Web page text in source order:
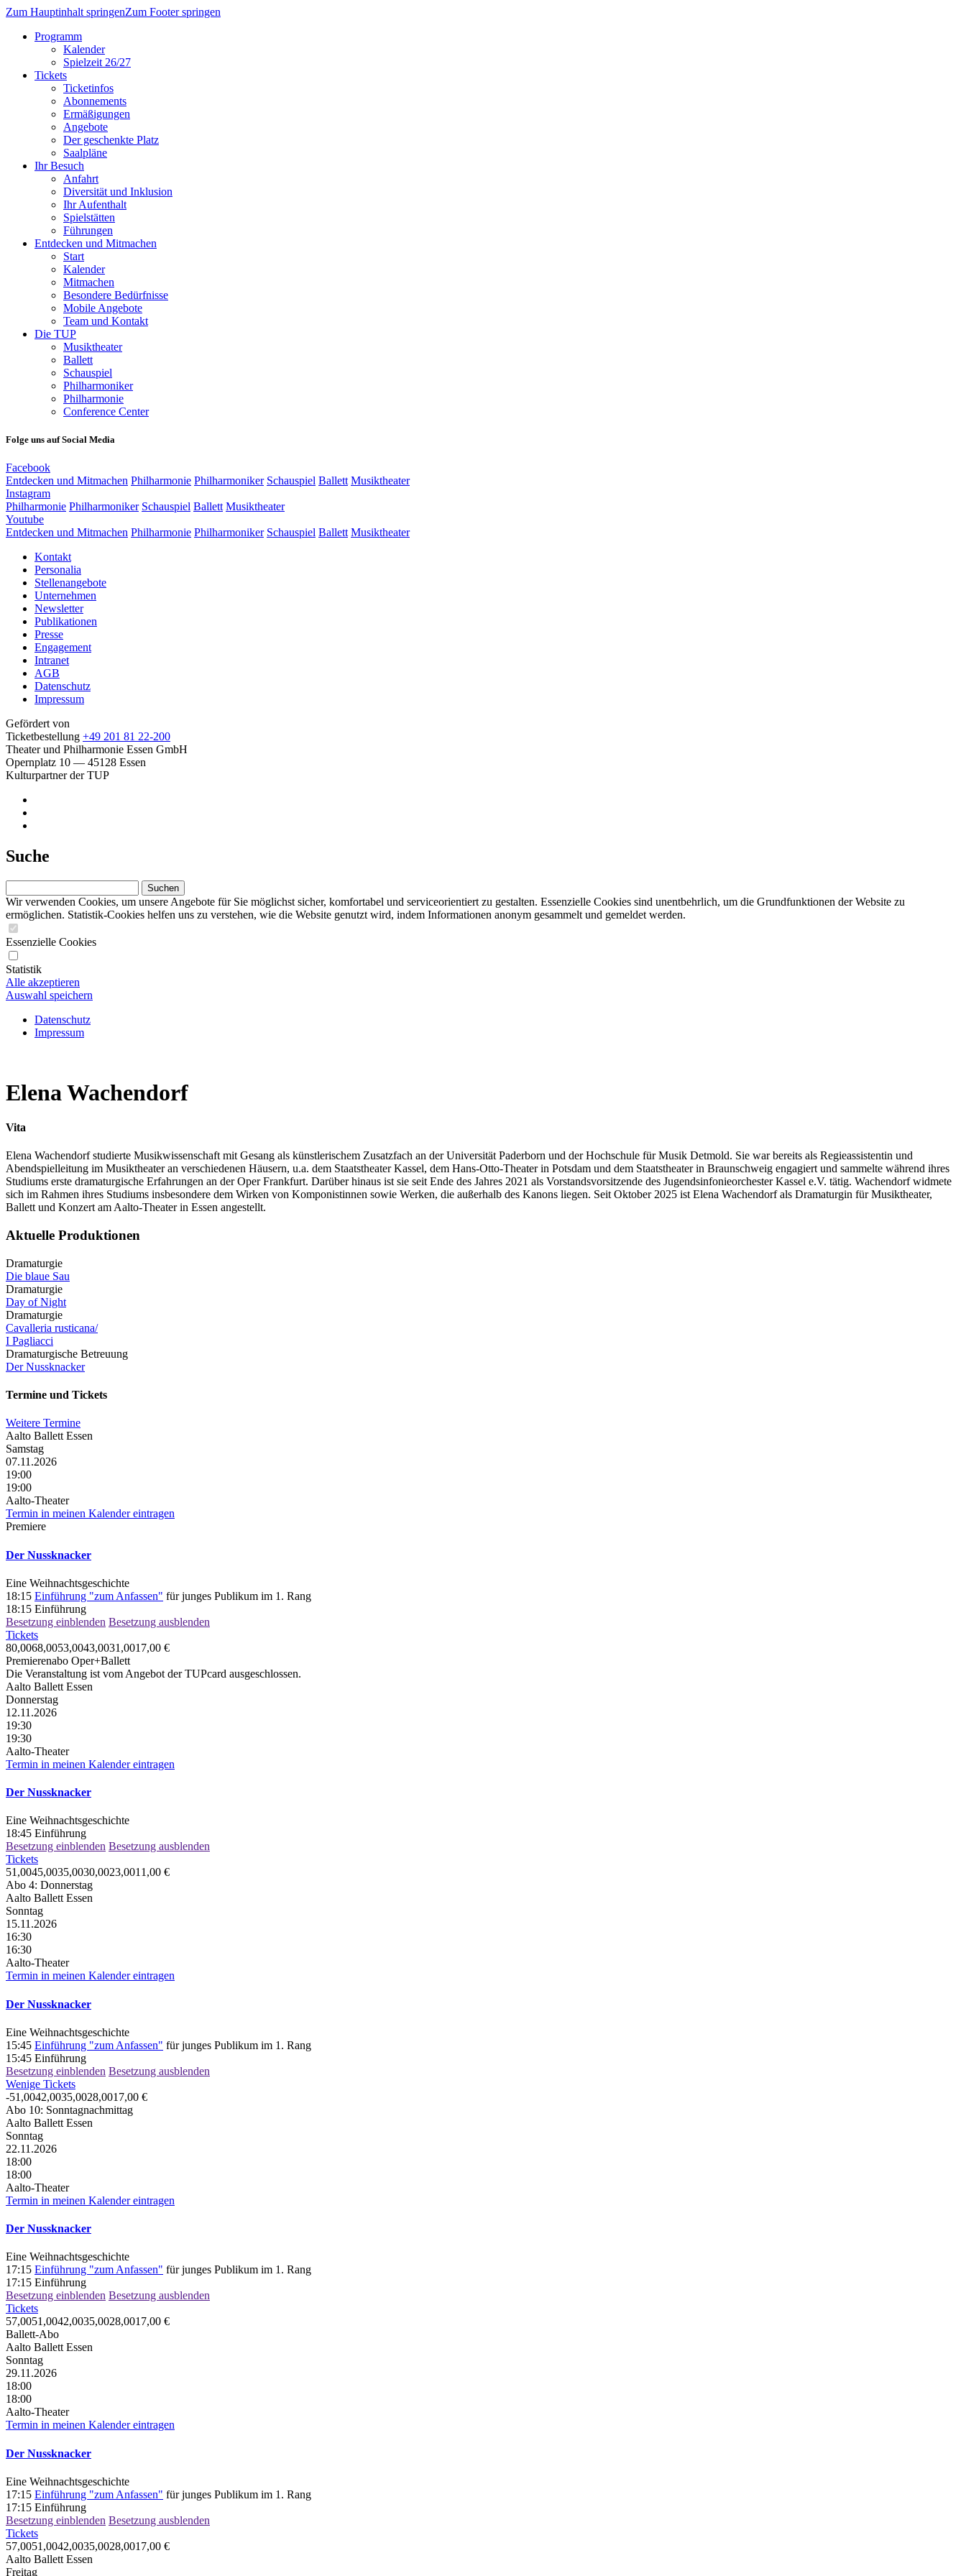
Zum Hauptinhalt springenZum Footer springen
Programm
Kalender
Spielzeit 26/27
Tickets
Ticketinfos
Abonnements
Ermäßigungen
Angebote
Der geschenkte Platz
Saalpläne
Ihr Besuch
Anfahrt
Diver­sität und Inklu­sion
Ihr Aufenthalt
Spielstätten
Führungen
Entdecken und Mitmachen
Start
Kalender
Mitmachen
Besondere Bedürfnisse
Mobile Angebote
Team und Kontakt
Die TUP
Musiktheater
Ballett
Schauspiel
Philharmoniker
Philharmonie
Conference Center
Folge uns auf Social Media
Facebook
Entdecken und Mitmachen Philharmonie Philharmoniker Schauspiel Ballett Musiktheater
Instagram
Philharmonie Philharmoniker Schauspiel Ballett Musiktheater
Youtube
Entdecken und Mitmachen Philharmonie Philharmoniker Schauspiel Ballett Musiktheater
Kontakt
Personalia
Stellenangebote
Unternehmen
Newsletter
Publikationen
Presse
Engagement
Intranet
AGB
Datenschutz
Impressum
Gefördert von
Ticketbestellung +49 201 81 22-200
Theater und Philharmonie Essen GmbH
Opernplatz 10 — 45128 Essen
Kulturpartner der TUP
Suche
Wir verwenden Cookies, um unsere Angebote für Sie möglichst sicher, komfortabel und serviceorientiert zu gestalten. Essenzielle Cookies sind unentbehrlich, um die Grundfunktionen der Website zu
ermöglichen. Statistik-Cookies helfen uns zu verstehen, wie die Website genutzt wird, indem Informationen anonym gesammelt und gemeldet werden.
Essenzielle Cookies
Statistik
Alle akzeptieren
Auswahl speichern
Datenschutz
Impressum
Elena Wachendorf
Vita
Elena Wachendorf studierte Musikwissenschaft mit Gesang als künstlerischem Zusatzfach an der Universität Paderborn und der Hochschule für Musik Detmold. Sie war bereits als Regieassistentin und
Abendspielleitung im Musiktheater an verschiedenen Häusern, u.a. dem Staatstheater Kassel, dem Hans-Otto-Theater in Potsdam und dem Staatstheater in Braunschweig engagiert und sammelte während ihres
Studiums erste dramaturgische Erfahrungen an der Oper Frankfurt. Darüber hinaus ist sie seit Ende des Jahres 2021 als Vorstandsvorsitzende des Jugendsinfonieorchester Kassel e.V. tätig. Wachendorf widmete
sich im Rahmen ihres Studiums insbesondere dem Wirken von Komponistinnen sowie Werken, die außerhalb des Kanons liegen. Seit Oktober 2025 ist Elena Wachendorf als Dramaturgin für Musiktheater,
Ballett und Konzert am Aalto-Theater in Essen angestellt.
Aktuelle Produktionen
Dramaturgie
Die blaue Sau
Dramaturgie
Day of Night
Dramaturgie
Cavalleria rusticana/
I Pagliacci
Dramaturgische Betreuung
Der Nussknacker
Termine und Tickets
Weitere Termine
Aalto Ballett Essen
Samstag
07.11.2026
19:00
19:00
Aalto-Theater
Termin in meinen Kalender eintragen
Premiere
Der Nussknacker
Eine Weihnachtsgeschichte
18:15 Einführung "zum Anfassen" für junges Publikum im 1. Rang
18:15 Einführung
Besetzung einblenden Besetzung ausblenden
Tickets
80,0068,0053,0043,0031,0017,00 €
Premierenabo Oper+Ballett
Die Veranstaltung ist vom Angebot der TUPcard ausgeschlossen.
Aalto Ballett Essen
Donnerstag
12.11.2026
19:30
19:30
Aalto-Theater
Termin in meinen Kalender eintragen
Der Nussknacker
Eine Weihnachtsgeschichte
18:45 Einführung
Besetzung einblenden Besetzung ausblenden
Tickets
51,0045,0035,0030,0023,0011,00 €
Abo 4: Donnerstag
Aalto Ballett Essen
Sonntag
15.11.2026
16:30
16:30
Aalto-Theater
Termin in meinen Kalender eintragen
Der Nussknacker
Eine Weihnachtsgeschichte
15:45 Einführung "zum Anfassen" für junges Publikum im 1. Rang
15:45 Einführung
Besetzung einblenden Besetzung ausblenden
Wenige Tickets
-51,0042,0035,0028,0017,00 €
Abo 10: Sonntagnachmittag
Aalto Ballett Essen
Sonntag
22.11.2026
18:00
18:00
Aalto-Theater
Termin in meinen Kalender eintragen
Der Nussknacker
Eine Weihnachtsgeschichte
17:15 Einführung "zum Anfassen" für junges Publikum im 1. Rang
17:15 Einführung
Besetzung einblenden Besetzung ausblenden
Tickets
57,0051,0042,0035,0028,0017,00 €
Ballett-Abo
Aalto Ballett Essen
Sonntag
29.11.2026
18:00
18:00
Aalto-Theater
Termin in meinen Kalender eintragen
Der Nussknacker
Eine Weihnachtsgeschichte
17:15 Einführung "zum Anfassen" für junges Publikum im 1. Rang
17:15 Einführung
Besetzung einblenden Besetzung ausblenden
Tickets
57,0051,0042,0035,0028,0017,00 €
Aalto Ballett Essen
Freitag